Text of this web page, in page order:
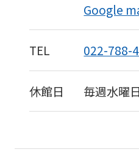
Google
TEL 022-788-
休館日 毎週水曜